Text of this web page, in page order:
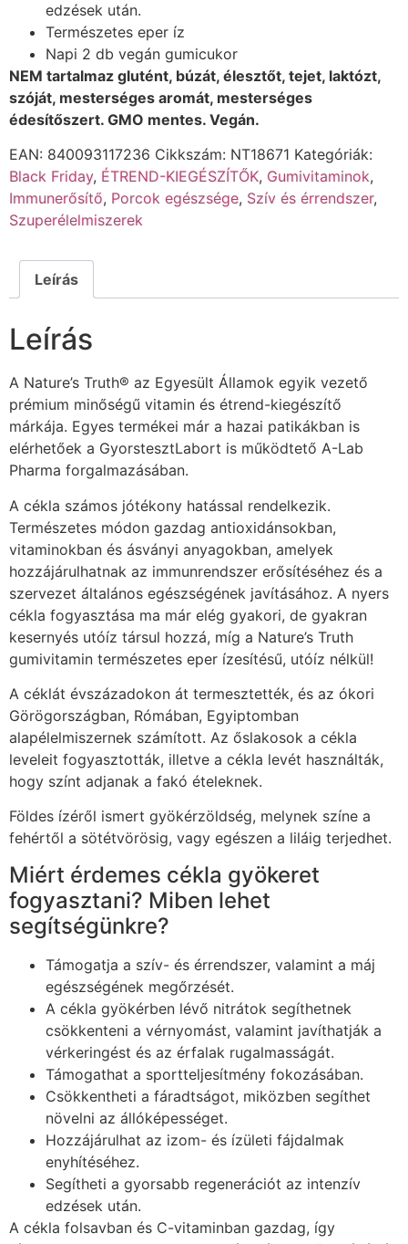
edzések után.
Természetes eper íz
Napi 2 db vegán gumicukor
NEM tartalmaz glutént, búzát, élesztőt, tejet, laktózt,
szóját, mesterséges aromát, mesterséges
édesítőszert. GMO mentes. Vegán.
EAN: 840093117236 Cikkszám: NT18671 Kategóriák:
Black Friday, ÉTREND-KIEGÉSZÍTŐK, Gumivitaminok,
Immunerősítő, Porcok egészsége, Szív és érrendszer,
Szuperélelmiszerek
Leírás
Leírás
A Nature’s Truth® az Egyesült Államok egyik vezető
prémium minőségű vitamin és étrend-kiegészítő
márkája. Egyes termékei már a hazai patikákban is
elérhetőek a GyorstesztLabort is működtető A-Lab
Pharma forgalmazásában.
A cékla számos jótékony hatással rendelkezik.
Természetes módon gazdag antioxidánsokban,
vitaminokban és ásványi anyagokban, amelyek
hozzájárulhatnak az immunrendszer erősítéséhez és a
szervezet általános egészségének javításához. A nyers
cékla fogyasztása ma már elég gyakori, de gyakran
kesernyés utóíz társul hozzá, míg a Nature’s Truth
gumivitamin természetes eper ízesítésű, utóíz nélkül!
A céklát évszázadokon át termesztették, és az ókori
Görögországban, Rómában, Egyiptomban
alapélelmiszernek számított. Az őslakosok a cékla
leveleit fogyasztották, illetve a cékla levét használták,
hogy színt adjanak a fakó ételeknek.
Földes ízéről ismert gyökérzöldség, melynek színe a
fehértől a sötétvörösig, vagy egészen a liláig terjedhet.
Miért érdemes cékla gyökeret
fogyasztani? Miben lehet
segítségünkre?
Támogatja a szív- és érrendszer, valamint a máj
egészségének megőrzését.
A cékla gyökérben lévő nitrátok segíthetnek
csökkenteni a vérnyomást, valamint javíthatják a
vérkeringést és az érfalak rugalmasságát.
Támogathat a sportteljesítmény fokozásában.
Csökkentheti a fáradtságot, miközben segíthet
növelni az állóképességet.
Hozzájárulhat az izom- és ízületi fájdalmak
enyhítéséhez.
Segítheti a gyorsabb regenerációt az intenzív
edzések után.
A cékla folsavban és C-vitaminban gazdag, így